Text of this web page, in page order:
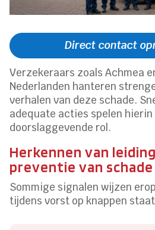
Direct contact
Verzekeraars zoals Achmea
Nederlanden hanteren
verhalen van deze schade.
adequate acties spelen hierin
doorslaggevende rol.
Herkennen van
preventie van schade
Sommige signalen wijzen
tijdens vorst op knappen